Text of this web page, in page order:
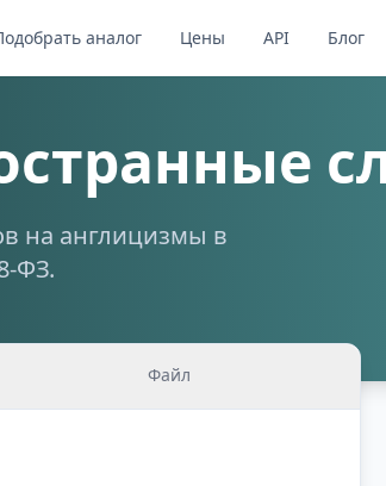
аналог Цены API Блог
на англицизмы в
ФЗ.
Файл